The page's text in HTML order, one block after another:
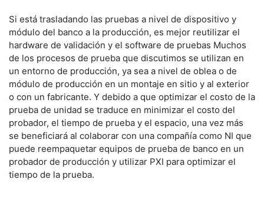
Si está trasladando las pruebas a nivel de dispositivo y
módulo del banco a la producción, es mejor reutilizar el
hardware de validación y el software de pruebas Muchos
de los procesos de prueba que discutimos se utilizan en
un entorno de producción, ya sea a nivel de oblea o de
módulo de producción en un montaje en sitio y al exterior
o con un fabricante. Y debido a que optimizar el costo de la
prueba de unidad se traduce en minimizar el costo del
probador, el tiempo de prueba y el espacio, una vez más
se beneficiará al colaborar con una compañía como NI que
puede reempaquetar equipos de prueba de banco en un
probador de producción y utilizar PXI para optimizar el
tiempo de la prueba.